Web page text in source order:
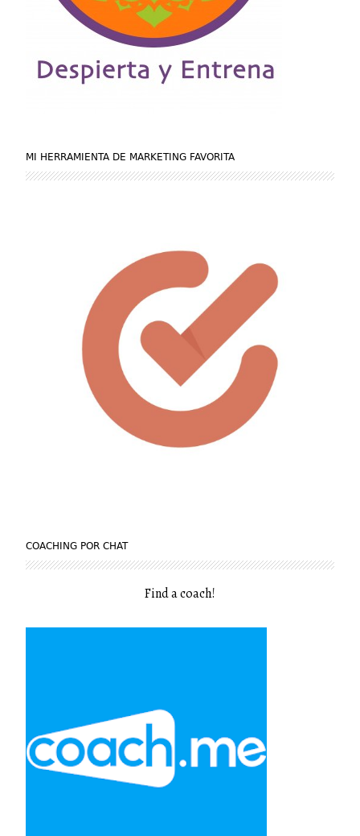
MI HERRAMIENTA DE MARKETING FAVORITA
COACHING POR CHAT
Find a coach!